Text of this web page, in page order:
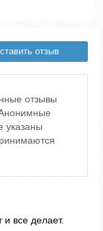
отзыв
отзывы
указаны
все делает.